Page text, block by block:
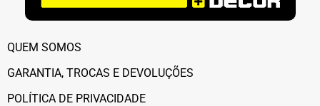
QUEM SOMOS
GARANTIA, TROCAS E DEVOLUÇÕES
POLÍTICA DE PRIVACIDADE